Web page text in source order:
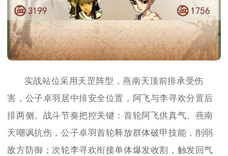
实战站位采用天罡阵型，燕南天顶前排承受伤
害，公子卓羽居中排安全位置，阿飞与李寻欢分置后
排两侧。战斗节奏把控关键：首轮阿飞供真气、燕南
天嘲讽抗伤，公子卓羽首轮释放群体破甲技能，削弱
敌方防御；次轮李寻欢衔接单体爆发收割，触发回气